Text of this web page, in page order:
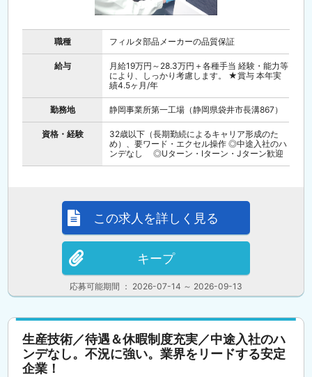
職種 フィルタ部品メーカーの品質保証
給与
月給19万円～28.3万円＋各種手当 経験・能力等
により、しっかり考慮します。 ★賞与 本年実
績4.5ヶ月/年
勤務地 静岡事業所第一工場（静岡県袋井市長溝867）
資格・経験
32歳以下（長期勤続によるキャリア形成のた
め）、要ワード・エクセル操作 ◎中途入社のハ
ンデなし ◎Uターン・Iターン・Jターン歓迎
応募可能期間 ： 2026-07-14 ～ 2026-09-13
この求人を詳しく見る
キープ
生産技術／待遇＆休暇制度充実／中途入社のハ
ンデなし。不況に強い。業界をリードする安定
企業！